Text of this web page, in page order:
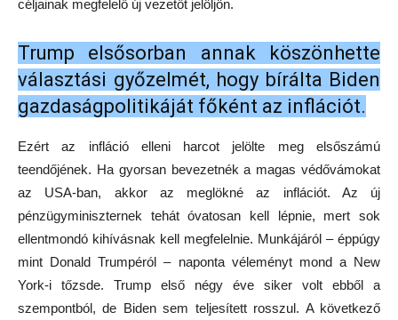
céljainak megfelelő új vezetőt jelöljön.
Trump elsősorban annak köszönhette
választási győzelmét, hogy bírálta Biden
gazdaságpolitikáját főként az inflációt.
Ezért az infláció elleni harcot jelölte meg elsőszámú
teendőjének. Ha gyorsan bevezetnék a magas védővámokat
az USA-ban, akkor az meglökné az inflációt. Az új
pénzügyminiszternek tehát óvatosan kell lépnie, mert sok
ellentmondó kihívásnak kell megfelelnie. Munkájáról – éppúgy
mint Donald Trumpéról – naponta véleményt mond a New
York-i tőzsde. Trump első négy éve siker volt ebből a
szempontból, de Biden sem teljesített rosszul. A következő